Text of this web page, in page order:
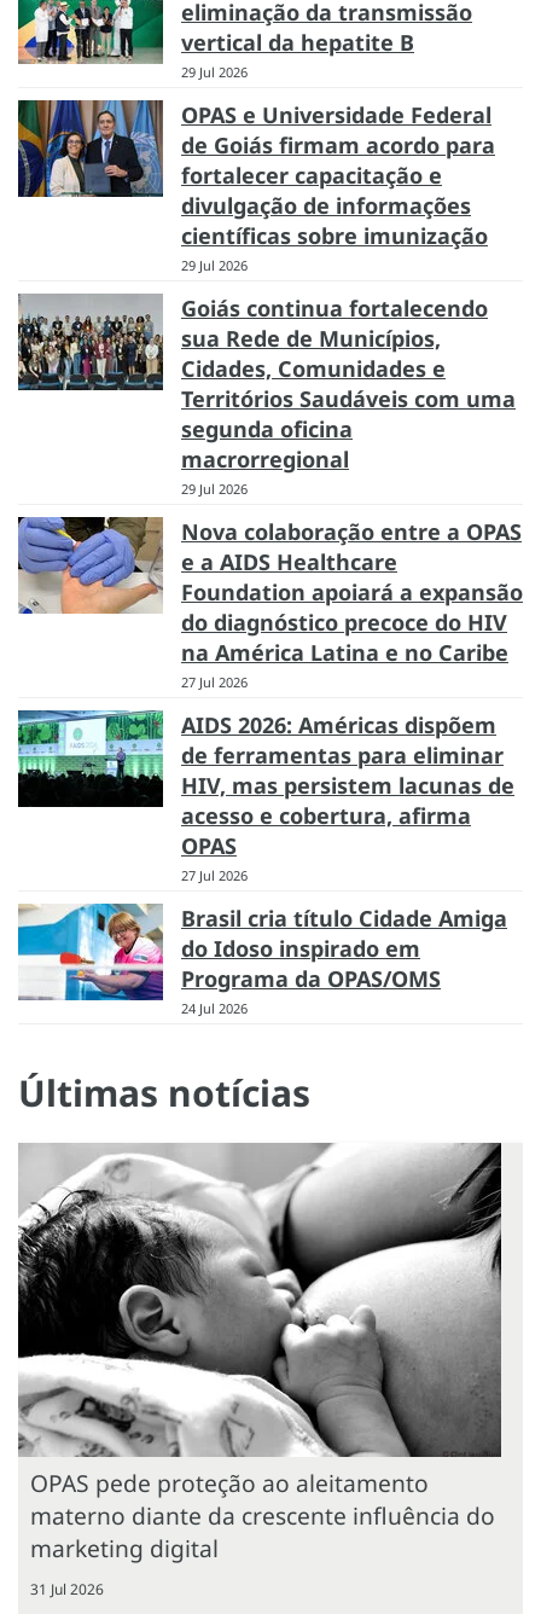
eliminação da transmissão
vertical da hepatite B
29 Jul 2026
OPAS e Universidade Federal
de Goiás firmam acordo para
fortalecer capacitação e
divulgação de informações
científicas sobre imunização
29 Jul 2026
Goiás continua fortalecendo
sua Rede de Municípios,
Cidades, Comunidades e
Territórios Saudáveis com uma
segunda oficina
macrorregional
29 Jul 2026
Nova colaboração entre a OPAS
e a AIDS Healthcare
Foundation apoiará a expansão
do diagnóstico precoce do HIV
na América Latina e no Caribe
27 Jul 2026
AIDS 2026: Américas dispõem
de ferramentas para eliminar
HIV, mas persistem lacunas de
acesso e cobertura, afirma
OPAS
27 Jul 2026
Brasil cria título Cidade Amiga
do Idoso inspirado em
Programa da OPAS/OMS
24 Jul 2026
Últimas notícias
OPAS pede proteção ao aleitamento
materno diante da crescente influência do
marketing digital
31 Jul 2026